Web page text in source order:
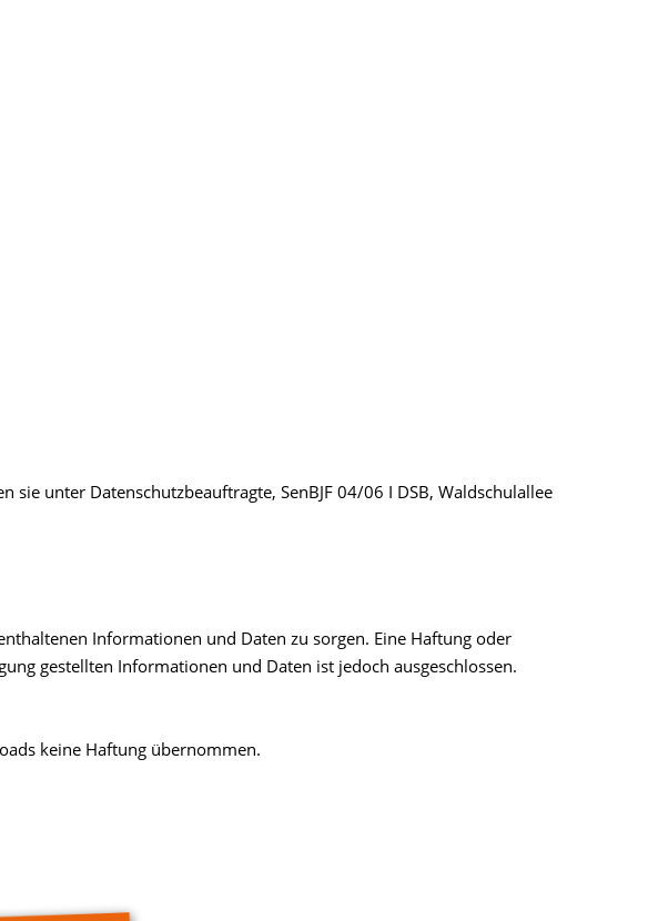
unter Datenschutzbeauftragte, SenBJF 04/06 I DSB, Waldschulallee
Informationen und Daten zu sorgen. Eine Haftung oder
gestellten Informationen und Daten ist jedoch ausgeschlossen.
keine Haftung übernommen.